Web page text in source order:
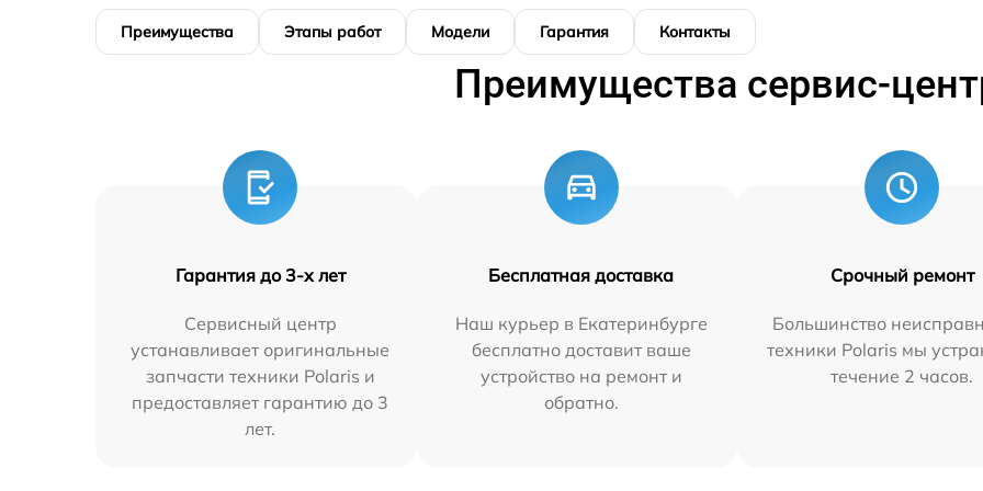
Преимущества Этапы работ Модели Гарантия Контакты
Преимущества сервис-
Гарантия до 3-х лет
Сервисный центр
устанавливает оригинальные
запчасти техники Polaris и
предоставляет гарантию до 3
лет.
Бесплатная доставка
Наш курьер в Екатеринбурге
бесплатно доставит ваше
устройство на ремонт и
обратно.
Срочный ремонт
Большинство
техники Polaris мы
течение 2 часов.